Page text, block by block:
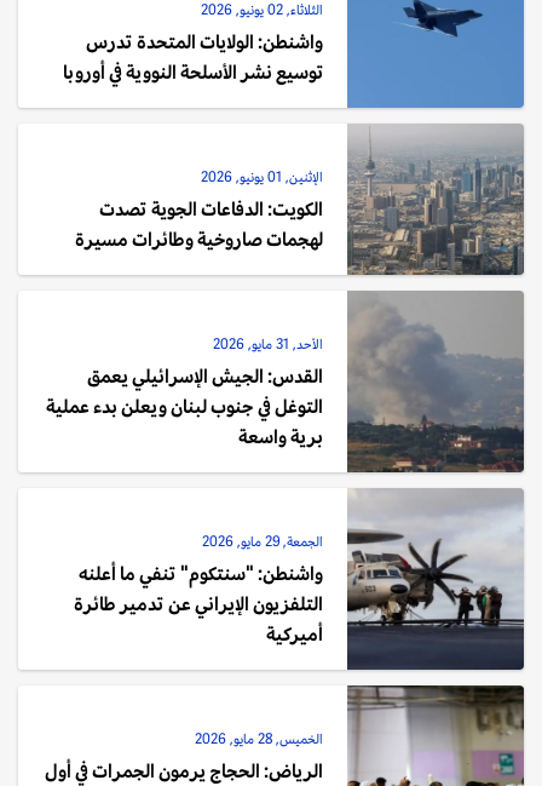
الثلاثاء, 02 يونيو, 2026
واشنطن: الولايات المتحدة تدرس
توسيع نشر الأسلحة النووية في أوروبا
الإثنين, 01 يونيو, 2026
الكويت: الدفاعات الجوية تصدت
لهجمات صاروخية وطائرات مسيرة
الأحد, 31 مايو, 2026
القدس: الجيش الإسرائيلي يعمق
التوغل في جنوب لبنان ويعلن بدء عملية
برية واسعة
الجمعة, 29 مايو, 2026
واشنطن: "سنتكوم" تنفي ما أعلنه
التلفزيون الإيراني عن تدمير طائرة
أميركية
الخميس, 28 مايو, 2026
الرياض: الحجاج يرمون الجمرات في أول